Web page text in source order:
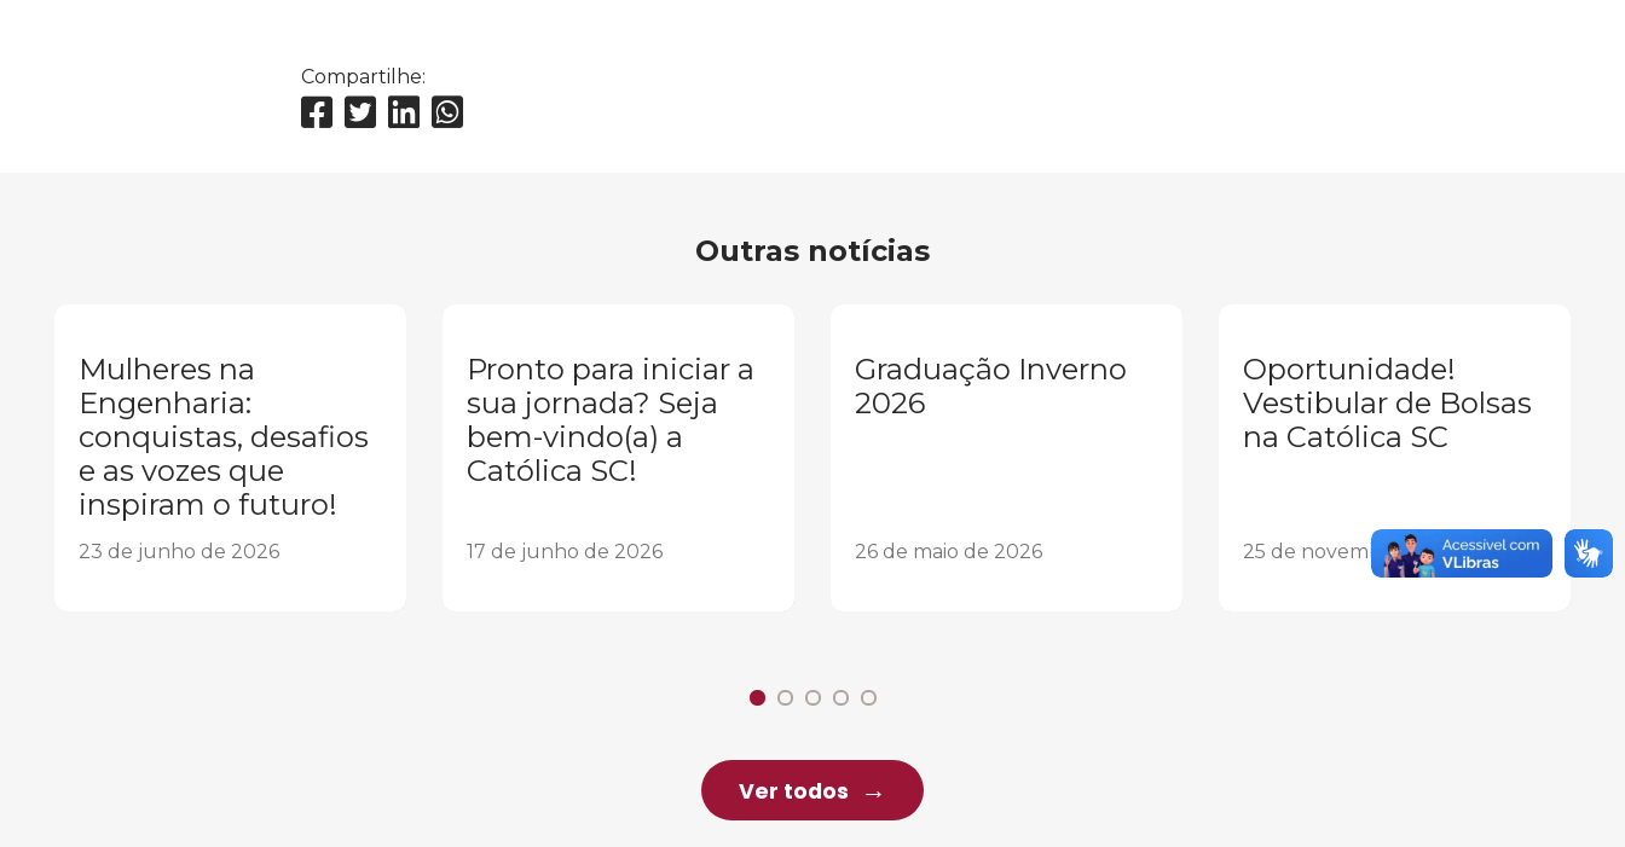
Compartilhe:
Outras notícias
Mulheres na
Engenharia:
conquistas, desafios
e as vozes que
inspiram o futuro!
23 de junho de 2026
Pronto para iniciar a
sua jornada? Seja
bem-vindo(a) a
Católica SC!
17 de junho de 2026
Graduação Inverno
2026
26 de maio de 2026
Oportunidade!
Vestibular de Bolsas
na Católica SC
25 de novembro de 2025
Ver todos